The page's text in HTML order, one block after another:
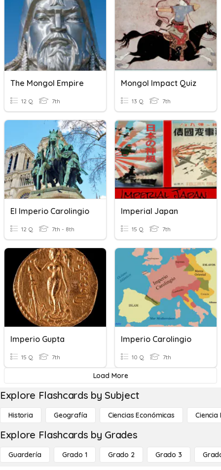
The Mongol Empire
12 Q 7th
Mongol Impact Quiz
13 Q 7th
El Imperio Carolingio
12 Q 7th - 8th
Imperial Japan
15 Q 7th
Imperio Gupta
15 Q 7th
Imperio Carolingio
10 Q 7th
Load More
Explore Flashcards by Subject
Historia Geografía Ciencias Económicas Ciencia
Explore Flashcards by Grades
Guardería Grado 1 Grado 2 Grado 3